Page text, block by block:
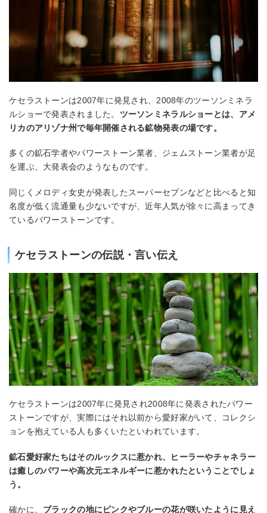
ケセラストーンは2007年に発見され、2008年のツーソンミネラ
ルショーで発表されました。 ツーソンミネラルショーとは、アメ
リカのアリゾナ州で毎年開催される鉱物発表の場です。
多くの鉱石学者やパワーストーン業者、ジェムストーン業者が足
を運ぶ、大発表会のようなものです。
同じくメロディ女史が発表したスーパーセブンなどと比べると知
名度が低く流通量も少ないですが、近年人気が徐々に高まってき
ているパワーストーンです。
ケセラストーンの伝説・言い伝え
ケセラストーンは2007年に発見され2008年に発表されたパワー
ストーンですが、実際にはそれ以前から愛好家がいて、コレクシ
ョンを抱えている人も多くいたといわれています。
鉱石愛好家たちはそのルックスに惹かれ、ヒーラーやチャネラー
は癒しのパワーや高次元エネルギーに惹かれたということでしょ
う。
確かに、 ブラックの地にピンクやブルーの花が咲いたように見え